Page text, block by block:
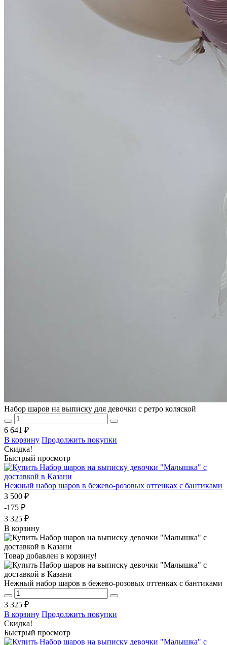
Набор шаров на выписку для девочки с ретро коляской
6 641 ₽
В корзину Продолжить покупки
Скидка!
Быстрый просмотр
Нежный набор шаров в бежево-розовых оттенках с бантиками
3 500 ₽
-175 ₽
3 325 ₽
В корзину
Товар добавлен в корзину!
Нежный набор шаров в бежево-розовых оттенках с бантиками
3 325 ₽
В корзину Продолжить покупки
Скидка!
Быстрый просмотр